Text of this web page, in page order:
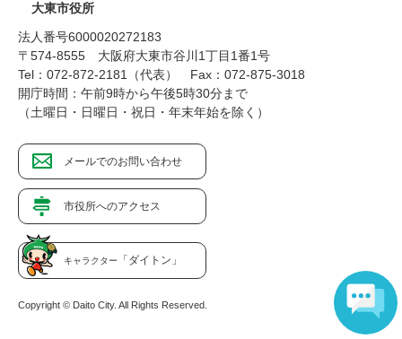
大東市役所
法人番号6000020272183
〒574-8555 大阪府大東市谷川1丁目1番1号
Tel：072-872-2181（代表）
Fax：072-875-3018
開庁時間：午前9時から午後5時30分まで
（土曜日・日曜日・祝日・年末年始を除く）
メールでのお問い合わせ
市役所へのアクセス
キャラクター 「ダイトン」
Copyright © Daito City. All Rights Reserved.